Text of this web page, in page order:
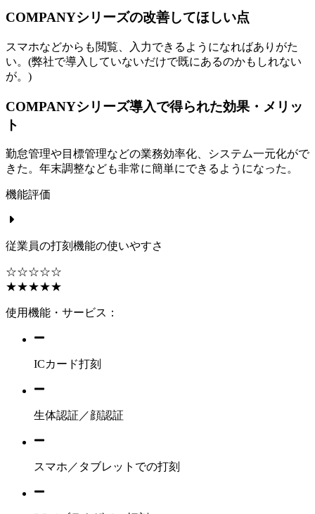
COMPANYシリーズの改善してほしい点
スマホなどからも閲覧、入力できるようになればありがた
い。(弊社で導入していないだけで既にあるのかもしれない
が。)
COMPANYシリーズ導入で得られた効果・メリッ
ト
勤怠管理や目標管理などの業務効率化、システム一元化がで
きた。年末調整なども非常に簡単にできるようになった。
機能評価
従業員の打刻機能の使いやすさ
☆☆☆☆☆
★★★★★
使用機能・サービス：
ICカード打刻
生体認証／顔認証
スマホ／タブレットでの打刻